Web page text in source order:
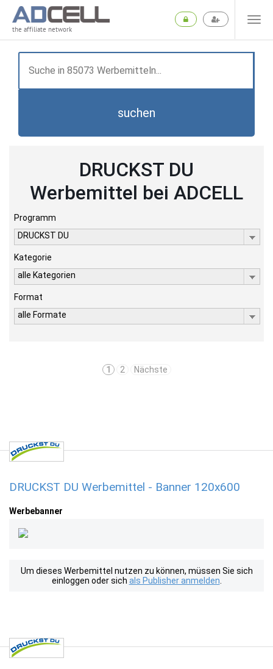
the affiliate network
suchen
DRUCKST DU
Werbemittel bei ADCELL
Programm
DRUCKST DU
Kategorie
alle Kategorien
Format
alle Formate
1 2 Nächste
DRUCKST DU Werbemittel - Banner 120x600
Werbebanner
Um dieses Werbemittel nutzen zu können, müssen Sie sich
einloggen oder sich als Publisher anmelden